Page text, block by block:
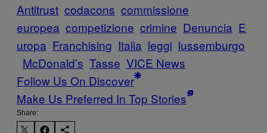
Antitrust codacons commissione
europea competizione crimine Denuncia E
uropa Franchising Italia leggi lussemburgo
McDonald’s Tasse VICE News
Follow Us On Discover
Make Us Preferred In Top Stories
Share: